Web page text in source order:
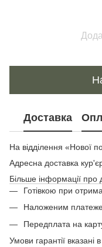
Доставка
На відділення «Нової
Адресна доставка
Більше інформації про
Готівкою при
Наложеним
Передплата на
Умови гарантії вказані